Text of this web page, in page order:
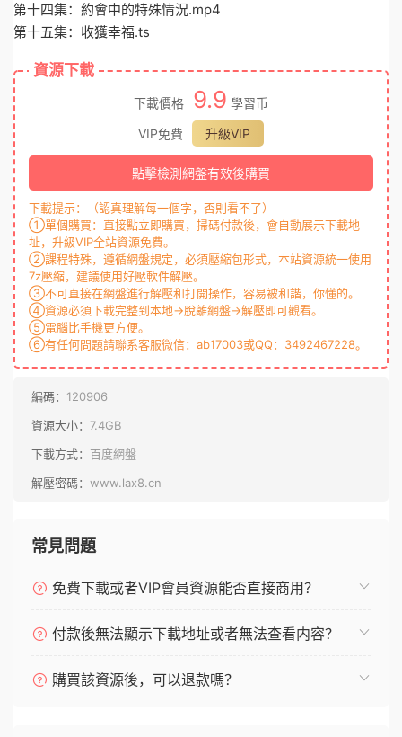
第十四集：約會中的特殊情況.mp4
第十五集：收獲幸福.ts
資源下載
下載價格 9.9 學習币
VIP免費
升級VIP
點擊檢測網盤有效後購買
下載提示：（認真理解每一個字，否則看不了）
①單個購買：直接點立即購買，掃碼付款後，會自動展示下載地
址，升級VIP全站資源免費。
②課程特殊，遵循網盤規定，必須壓縮包形式，本站資源統一使用
7z壓縮，建議使用好壓軟件解壓。
③不可直接在網盤進行解壓和打開操作，容易被和諧，你懂的。
④資源必須下載完整到本地→脫離網盤→解壓即可觀看。
⑤電腦比手機更方便。
⑥有任何問題請聯系客服微信：ab17003或QQ：3492467228。
編碼： 120906
資源大小： 7.4GB
下載方式： 百度網盤
解壓密碼： www.lax8.cn
常見問題
免費下載或者VIP會員資源能否直接商用？
付款後無法顯示下載地址或者無法查看内容？
購買該資源後，可以退款嗎？